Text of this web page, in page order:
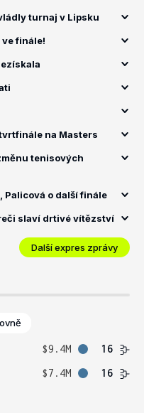
turnaj v Lipsku
finále!
na Masters
tenisových
o další finále
slaví drtivé vítězství
Další expres zprávy
$9.4M
16
$7.4M 16